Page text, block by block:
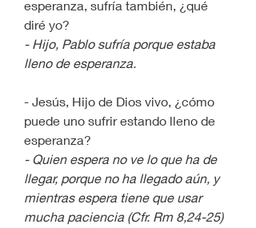
esperanza, sufría también, ¿qué
diré yo?
- Hijo, Pablo sufría porque estaba
lleno de esperanza.
- Jesús, Hijo de Dios vivo, ¿cómo
puede uno sufrir estando lleno de
esperanza?
- Quien espera no ve lo que ha de
llegar, porque no ha llegado aún, y
mientras espera tiene que usar
mucha paciencia (Cfr. Rm 8,24-25)